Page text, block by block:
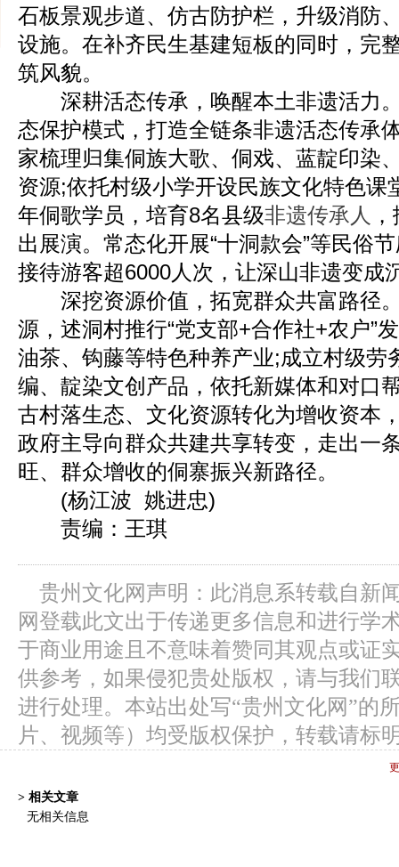
石板景观步道、仿古防护栏，升级消防
设施。在补齐民生基建短板的同时，完
筑风貌。
深耕活态传承，唤醒本土非遗活力
态保护模式，打造全链条非遗活态传承
家梳理归集侗族大歌、侗戏、蓝靛印染
资源;依托村级小学开设民族文化特色课
年侗歌学员，培育8名县级非遗传承人
出展演。常态化开展“十洞款会”等民俗
接待游客超6000人次，让深山非遗变成
深挖资源价值，拓宽群众共富路径
源，述洞村推行“党支部+合作社+农户”
油茶、钩藤等特色种养产业;成立村级劳
编、靛染文创产品，依托新媒体和对口
古村落生态、文化资源转化为增收资本
政府主导向群众共建共享转变，走出一
旺、群众增收的侗寨振兴新路径。
(杨江波 姚进忠)
责编：王琪
贵州文化网声明：此消息系转载自新
网登载此文出于传递更多信息和进行学
于商业用途且不意味着赞同其观点或证
供参考，如果侵犯贵处版权，请与我们
进行处理。本站出处写“贵州文化网”的
片、视频等）均受版权保护，转载请标
> 相关文章
无相关信息